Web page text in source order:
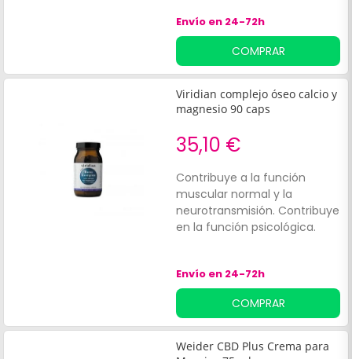
tónicas, estimulantes y
descongestivas. Elaborado a
base de extractos de árnica,
castaño de indias y
harpagofito, y aceites de
wintergreen y caléndula, que
músculos y favorecen la
microcirculación cutánea.
Envío en 24-72h
COMPRAR
Viridian complejo óseo calcio y
magnesio 90 caps
35,10 €
Contribuye a la función
muscular normal y la
neurotransmisión. Contribuye
en la función psicológica.
Envío en 24-72h
COMPRAR
Weider CBD Plus Crema para